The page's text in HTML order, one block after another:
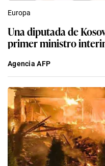
Europa
Una diputada de
primer ministro
Agencia AFP